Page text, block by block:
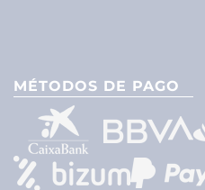
MÉTODOS DE PAGO